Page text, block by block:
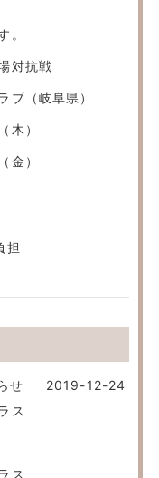
対抗戦
（岐阜県）
）
）
担
せ
2019-12-24
ス
ス